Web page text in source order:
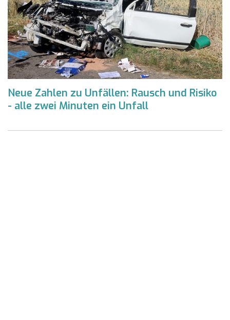
Neue Zahlen zu Unfällen: Rausch und Risiko
- alle zwei Minuten ein Unfall